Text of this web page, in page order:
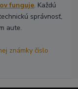
funguje. Každú
správnosť,
aute.
známky číslo